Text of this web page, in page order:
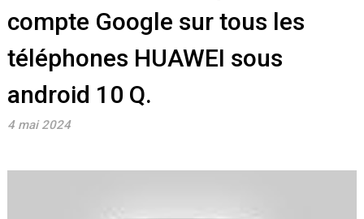
compte Google sur tous les
téléphones HUAWEI sous
android 10 Q.
4 mai 2024